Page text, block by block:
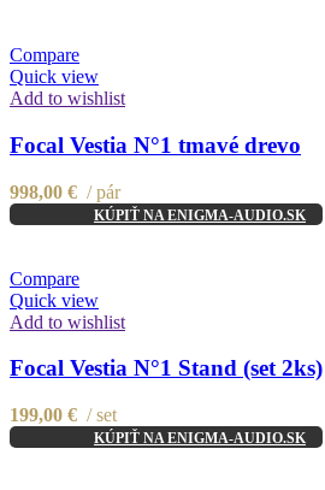
Compare
Quick view
Add to wishlist
Focal Vestia N°1 tmavé drevo
998,00 € pár
KÚPIŤ NA ENIGMA-AUDIO.SK
Compare
Quick view
Add to wishlist
Focal Vestia N°1 Stand (set 2ks)
199,00 € set
KÚPIŤ NA ENIGMA-AUDIO.SK